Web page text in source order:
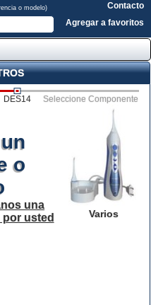
o modelo)
Contacto
Agregar a favoritos
DES14 Seleccione Componente
Varios
o
una
usted